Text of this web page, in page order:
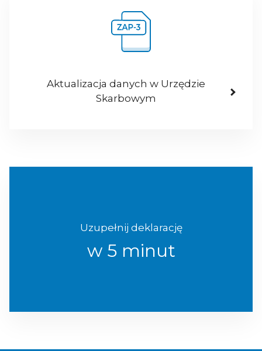
Aktualizacja danych w Urzędzie
Skarbowym
Uzupełnij deklarację
w 5 minut